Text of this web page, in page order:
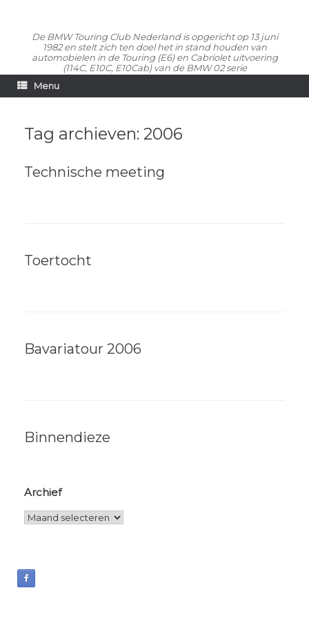
De BMW Touring Club Nederland is opgericht op 13 juni
1982 en stelt zich ten doel het in stand houden van
automobielen in de Touring (E6) en Cabriolet uitvoering
(114C, E10C, E10Cab) van de BMW 02 serie
Menu
Tag archieven: 2006
Technische meeting
Toertocht
Bavariatour 2006
Binnendieze
Archief
Archief